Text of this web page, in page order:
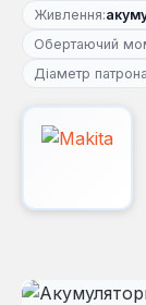
Живлення:
Обертаючий
Діаметр
Пропустити